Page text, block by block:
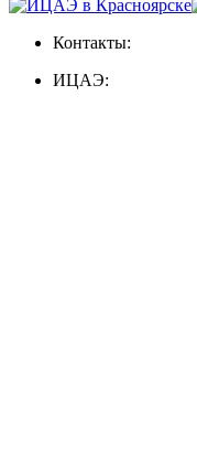
Контакты:
ИЦАЭ: